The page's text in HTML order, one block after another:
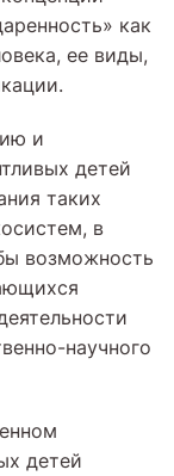
как
ее виды,
и
детей
таких
в
возможность
научного
детей